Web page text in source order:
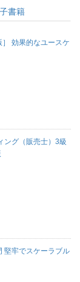
書籍
効果的なユースケ
ング（販売士）3級
堅牢でスケーラブル